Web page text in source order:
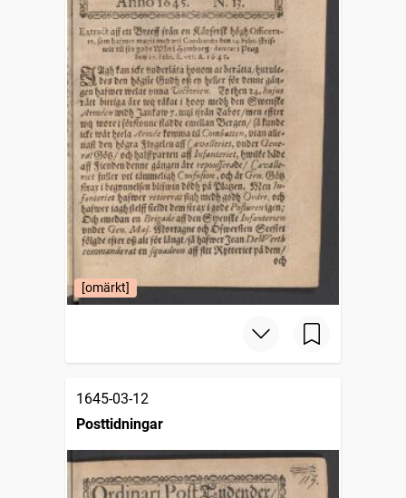
[omärkt]
1645-03-12
Posttidningar